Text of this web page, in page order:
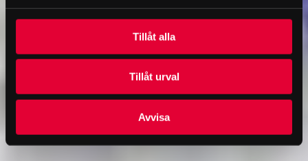
Tillåt alla
Tillåt urval
Avvisa